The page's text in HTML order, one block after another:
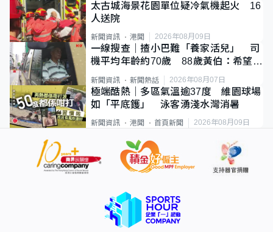
太古城海景花園單位疑冷氣機起火 16
人送院
新聞資訊 港聞 2026年08月09日
一線搜查｜揸小巴難「養家活兒」 司
機平均年齡約70歲 88歲黃伯：希望一
直揸落去
新聞資訊 新聞熱話 2026年08月07日
極端酷熱｜多區氣溫逾37度 維園球場
如「平底鑊」 泳客湧淺水灣消暑
新聞資訊 港聞 首頁新聞 2026年08月09日